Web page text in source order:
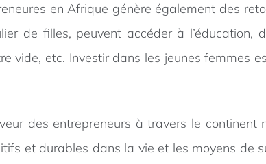
en Afrique génère également des
de filles, peuvent accéder à l’éducation,
vide, etc. Investir dans les jeunes femmes
des entrepreneurs à travers le
et durables dans la vie et les moyens de